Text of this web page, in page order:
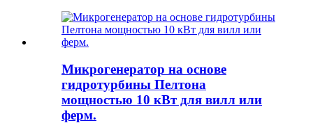
Микрогенератор на основе
гидротурбины Пелтона
мощностью 10 кВт для вилл или
ферм.